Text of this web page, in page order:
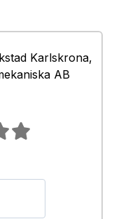
Karlskrona,
AB